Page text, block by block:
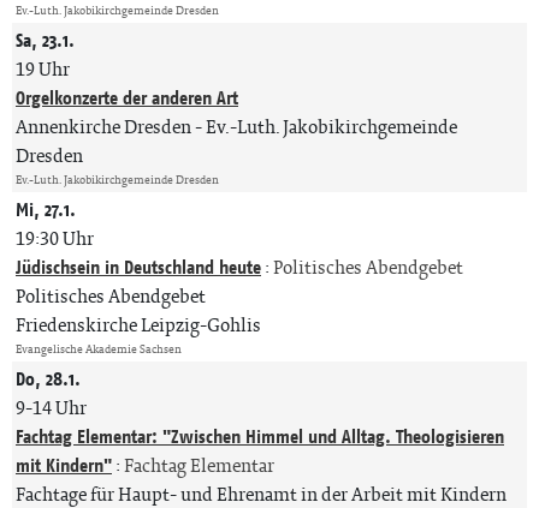
Ev.-Luth. Jakobikirchgemeinde Dresden
Sa, 23.1.
19 Uhr
Orgelkonzerte der anderen Art
Annenkirche Dresden Ev.-Luth. Jakobikirchgemeinde
Dresden
Ev.-Luth. Jakobikirchgemeinde Dresden
Mi, 27.1.
19:30 Uhr
Jüdischsein in Deutschland heute:Politisches Abendgebet
Politisches Abendgebet
Friedenskirche Leipzig-Gohlis
Evangelische Akademie Sachsen
Do, 28.1.
9-14 Uhr
Fachtag Elementar: "Zwischen Himmel und Alltag. Theologisieren
mit Kindern":Fachtag Elementar
Fachtage für Haupt- und Ehrenamt in der Arbeit mit Kindern